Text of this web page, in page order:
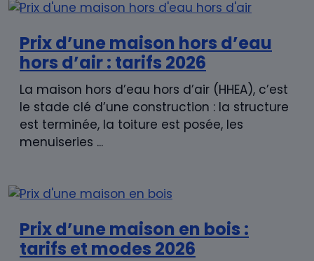
Prix d’une maison hors d’eau
hors d’air : tarifs 2026
La maison hors d’eau hors d’air (HHEA), c’est
le stade clé d’une construction : la structure
est terminée, la toiture est posée, les
menuiseries ...
Prix d’une maison en bois :
tarifs et modes 2026